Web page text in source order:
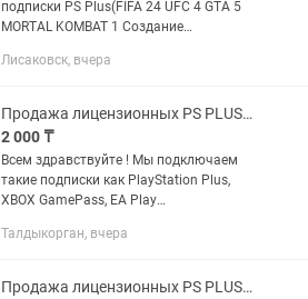
подписки PS Plus(FIFA 24 UFC 4 GTA 5
MORTAL KOMBAT 1 Создание
PS5 PS4 Пo вcем вопросам писать p,
Лисаковск, вчера
Продажа лицензионных PS PLUS игр на PS4, PS5 FIFA UFC GTA ПС4 ПС5 FC25 Xbox
2 000 ₸
Всем здравствуйте ! Мы подключаем
такие подписки как PlayStation Plus,
XBOX GamePass, EA Play
XBOX STORE: FC25, WUKONG, ASTRO
DUTY...
Талдыкорган, вчера
Продажа лицензионных PS PLUS игр на PS4, PS5 FIFA UFC GTA ПС4 ПС5 FC25 Xbox